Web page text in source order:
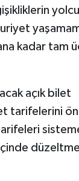
yolcu
kadar tam
açık bilet
tarifelerini
düzeltme